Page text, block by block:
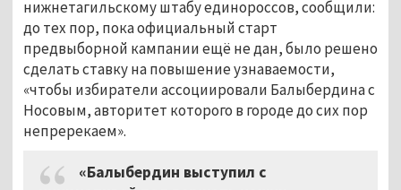
нижнетагильскому штабу единороссов, сообщили:
до тех пор, пока официальный старт
предвыборной кампании ещё не дан, было решено
сделать ставку на повышение узнаваемости,
«чтобы избиратели ассоциировали Балыбердина с
Носовым, авторитет которого в городе до сих пор
непререкаем».
«Балыбердин выступил с